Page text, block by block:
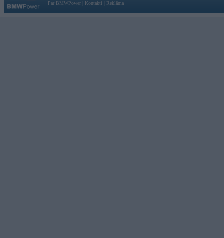
Par BMWPower
Kontakti Reklāma